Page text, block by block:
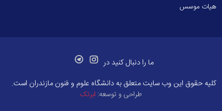
هیات موسس
ما را دنبال کنید در
کلیه حقوق این وب سایت متعلق به دانشگاه علوم و فنون مازندران است.
طراحی و توسعه: ابرتک